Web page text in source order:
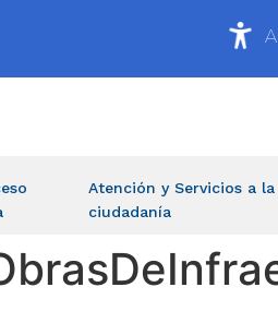
Atención y Servicios a la
ciudadanía